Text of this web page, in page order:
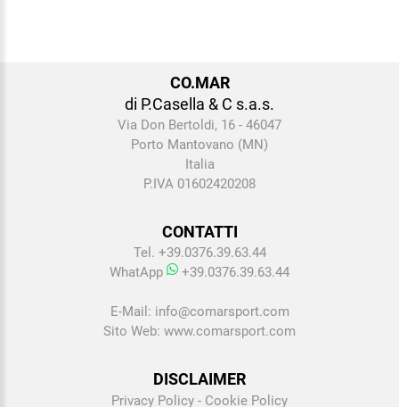
CO.MAR
di P.Casella & C s.a.s.
Via Don Bertoldi, 16 - 46047
Porto Mantovano (MN)
Italia
P.IVA 01602420208
CONTATTI
Tel. +39.0376.39.63.44
WhatApp
+39.0376.39.63.44
E-Mail: info@comarsport.com
Sito Web: www.comarsport.com
DISCLAIMER
Privacy Policy - Cookie Policy